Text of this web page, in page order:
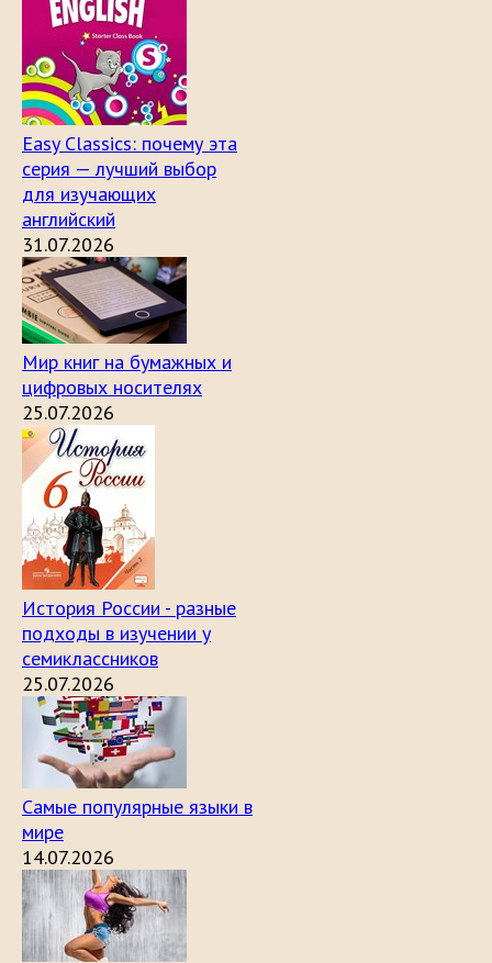
Easy Classics: почему эта
серия — лучший выбор
для изучающих
английский
31.07.2026
Мир книг на бумажных и
цифровых носителях
25.07.2026
История России - разные
подходы в изучении у
семиклассников
25.07.2026
Самые популярные языки в
мире
14.07.2026